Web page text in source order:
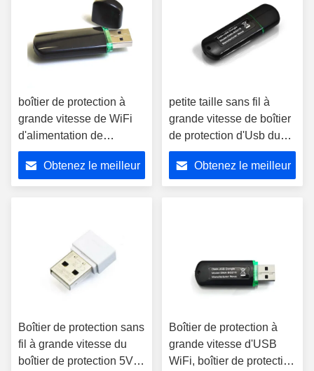
boîtier de protection à
grande vitesse de WiFi
d'alimentation de
l'énergie 5V Bluetooth
RTL8723BU pour la
boîte d'Android TV
Obtenez le meilleur
petite taille sans fil à
grande vitesse de boîtier
de protection d'Usb du
boîtier de protection
2.4Ghz de 150Mbps WiFi
Obtenez le meilleur
Boîtier de protection sans
fil à grande vitesse du
boîtier de protection 5V
Boîtier de protection à
grande vitesse d'USB
WiFi, boîtier de protection